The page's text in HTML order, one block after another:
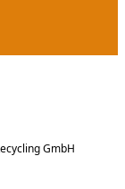
GmbH